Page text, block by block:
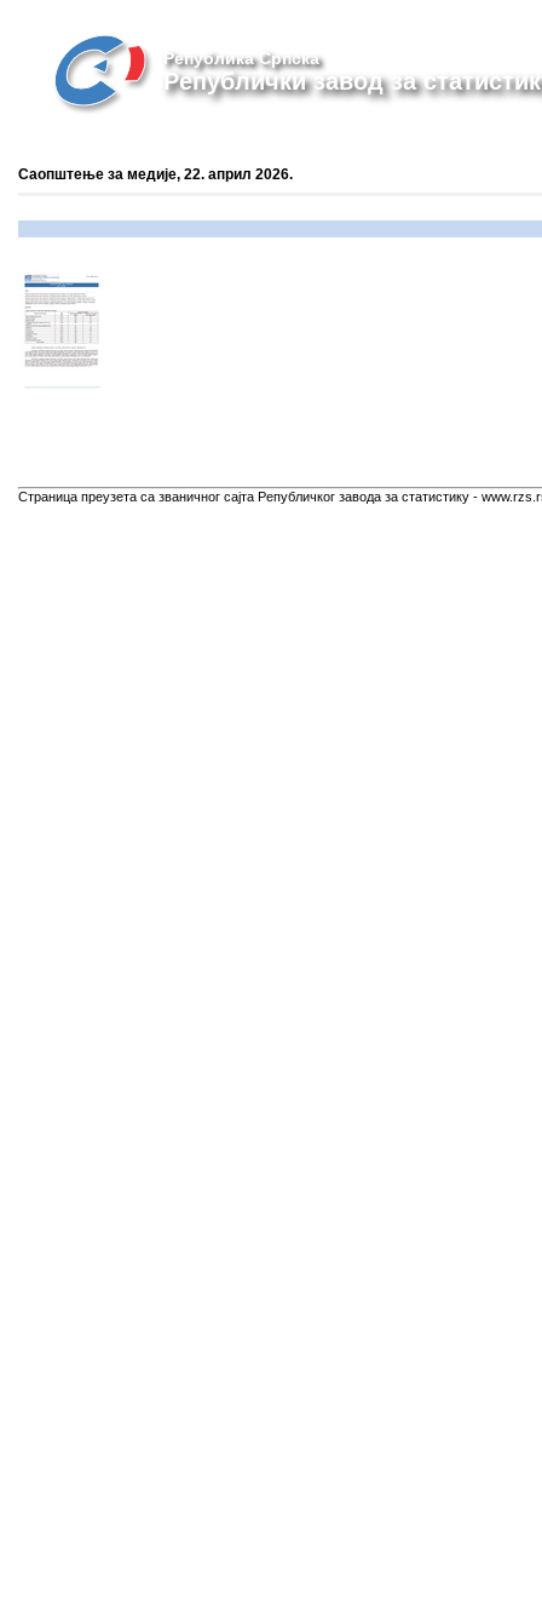
Република Српска
Републички завод за
Саопштење за медије, 22. април 2026.
Страница преузета са званичног сајта Републичког завода за статистику -